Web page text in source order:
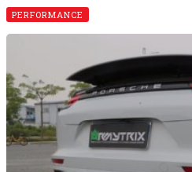
PERFORMANCE